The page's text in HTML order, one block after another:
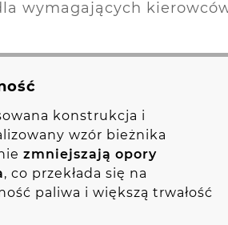
wymagających
konstrukcja i
wzór bieżnika
zmniejszają opory
, co przekłada się na
paliwa i większą trwałość